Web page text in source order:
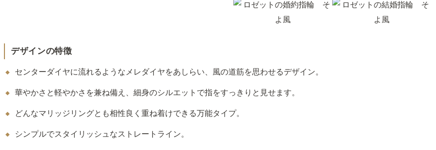
デザインの特徴
センターダイヤに流れるようなメレダイヤをあしらい、風の道筋を思わせるデザイン。
華やかさと軽やかさを兼ね備え、細身のシルエットで指をすっきりと見せます。
どんなマリッジリングとも相性良く重ね着けできる万能タイプ。
シンプルでスタイリッシュなストレートライン。